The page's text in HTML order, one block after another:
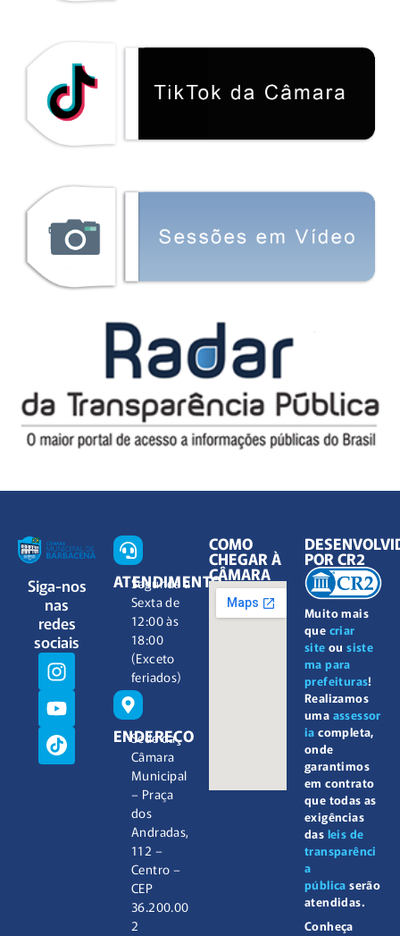
Siga-nos
nas
redes
sociais
ATENDIMENTO
Segunda à
Sexta de
12:00 às
18:00
(Exceto
feriados)
ENDEREÇO
Sede da
Câmara
Municipal
– Praça
dos
Andradas,
112 –
Centro –
CEP
36.200.00
2
COMO
CHEGAR À
CÂMARA
Muito mais
que criar
site ousiste
ma para
prefeituras!
Realizamos
uma assessor
ia completa,
onde
garantimos
em contrato
que todas as
exigências
das leis de
transparênci
a
pública serão
atendidas.
Conheça
POR CR2